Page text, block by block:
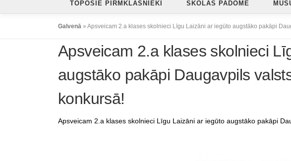
TOPOŠIE PIRMKLASNIEKI SKOLAS PADOME
Galvenā » Apsveicam 2.a klases skolnieci Līgu Laizāni ar iegūto augstāko pakāpi
Apsveicam 2.a klases skolnieci
augstāko pakāpi Daugavpils
konkursā!
Apsveicam 2.a klases skolnieci Līgu Laizāni ar iegūto augstāko pakāpi